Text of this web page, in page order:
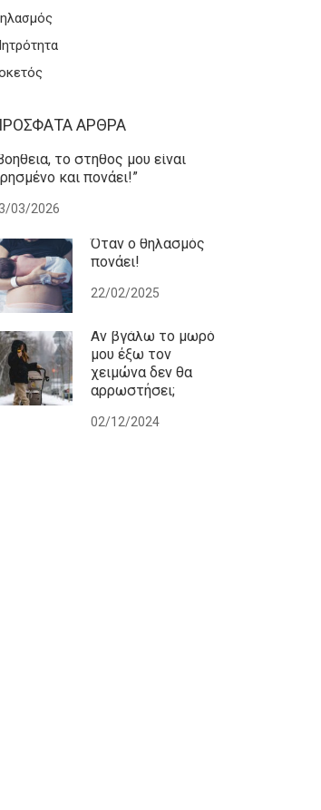
ΆΡΘΡΑ
το στήθος μου είναι
και πονάει!”
03/2026
Όταν ο θηλασμός
πονάει!
22/02/2025
Αν βγάλω το μωρό
μου έξω τον
χειμώνα δεν θα
αρρωστήσει;
02/12/2024